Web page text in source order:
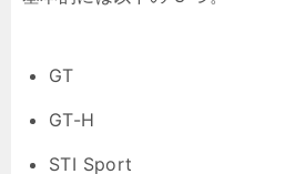
GT
GT-H
STI Sport